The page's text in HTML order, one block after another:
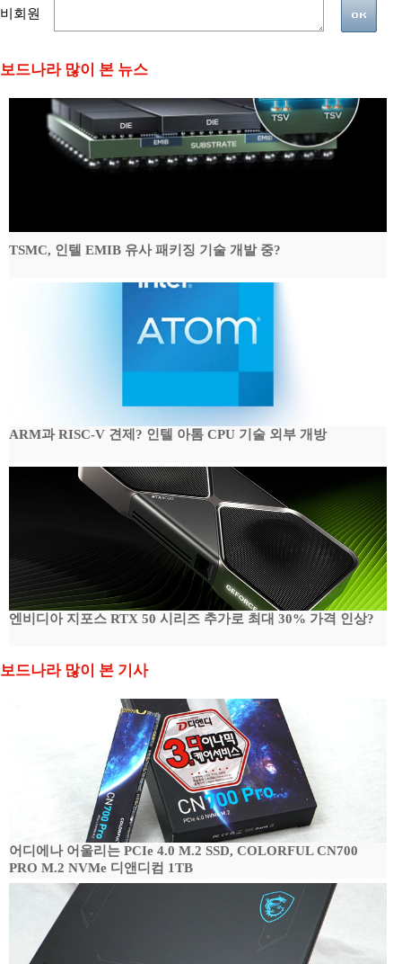
비회원
보드나라 많이 본 뉴스
TSMC, 인텔 EMIB 유사 패키징 기술 개발 중?
ARM과 RISC-V 견제? 인텔 아톰 CPU 기술 외부 개방
엔비디아 지포스 RTX 50 시리즈 추가로 최대 30% 가격 인상?
보드나라 많이 본 기사
어디에나 어울리는 PCIe 4.0 M.2 SSD, COLORFUL CN700
PRO M.2 NVMe 디앤디컴 1TB